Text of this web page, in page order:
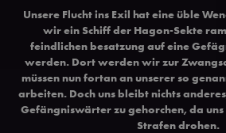
Unsere Flucht ins Exil hat eine üble
wir ein Schiff der Hagon-Sekte
feindlichen besatzung auf eine
werden. Dort werden wir zur
müssen nun fortan an unserer so
arbeiten. Doch uns bleibt nichts
Gefängniswärter zu gehorchen, da
Strafen drohen.